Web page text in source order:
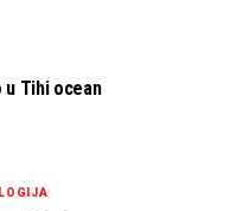
u Tihi ocean